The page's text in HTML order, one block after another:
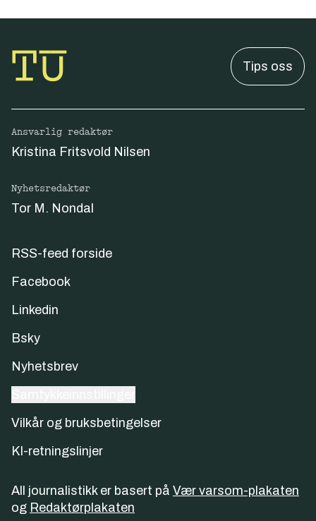
Tips oss
Ansvarlig redaktør
Kristina Fritsvold Nilsen
Nyhetsredaktør
Tor M. Nondal
RSS-feed forside
Facebook
Linkedin
Bsky
Nyhetsbrev
Vilkår og bruksbetingelser
KI-retningslinjer
All journalistikk er basert på Vær varsom-plakaten
og Redaktørplakaten